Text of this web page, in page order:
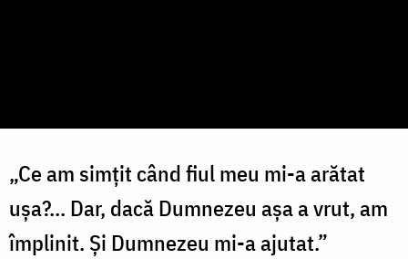
„Ce am simțit când fiul meu mi-a arătat
ușa?... Dar, dacă Dumnezeu așa a vrut, am
împlinit. Și Dumnezeu mi-a ajutat.”